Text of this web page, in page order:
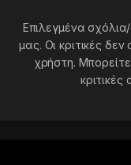
Επιλεγμένα
μας. Οι κριτικές
χρήστη.
κριτικές